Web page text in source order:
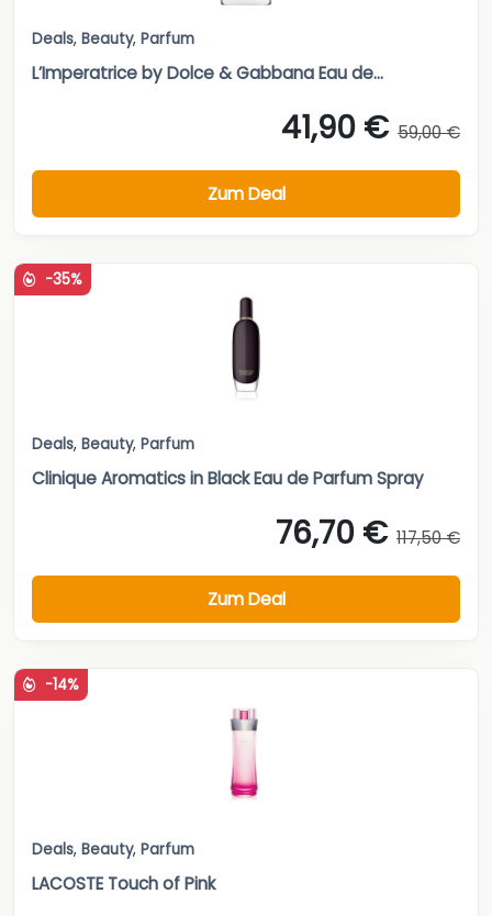
Deals, Beauty, Parfum
L’Imperatrice by Dolce & Gabbana Eau de...
41,90 € 59,00 €
Zum Deal
-35%
Deals, Beauty, Parfum
Clinique Aromatics in Black Eau de Parfum Spray
76,70 € 117,50 €
Zum Deal
-14%
Deals, Beauty, Parfum
LACOSTE Touch of Pink